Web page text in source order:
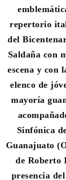
repertorio
del
Saldaña con
escena y con
elenco de
mayoría
Sinfónica
Guanajuato (
de Roberto
presencia del